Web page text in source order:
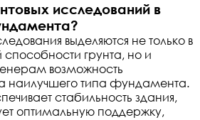
исследований в
выделяются не только в
грунта, но и
возможность
наилучшего типа фундамента.
стабильность здания,
оптимальную поддержку,